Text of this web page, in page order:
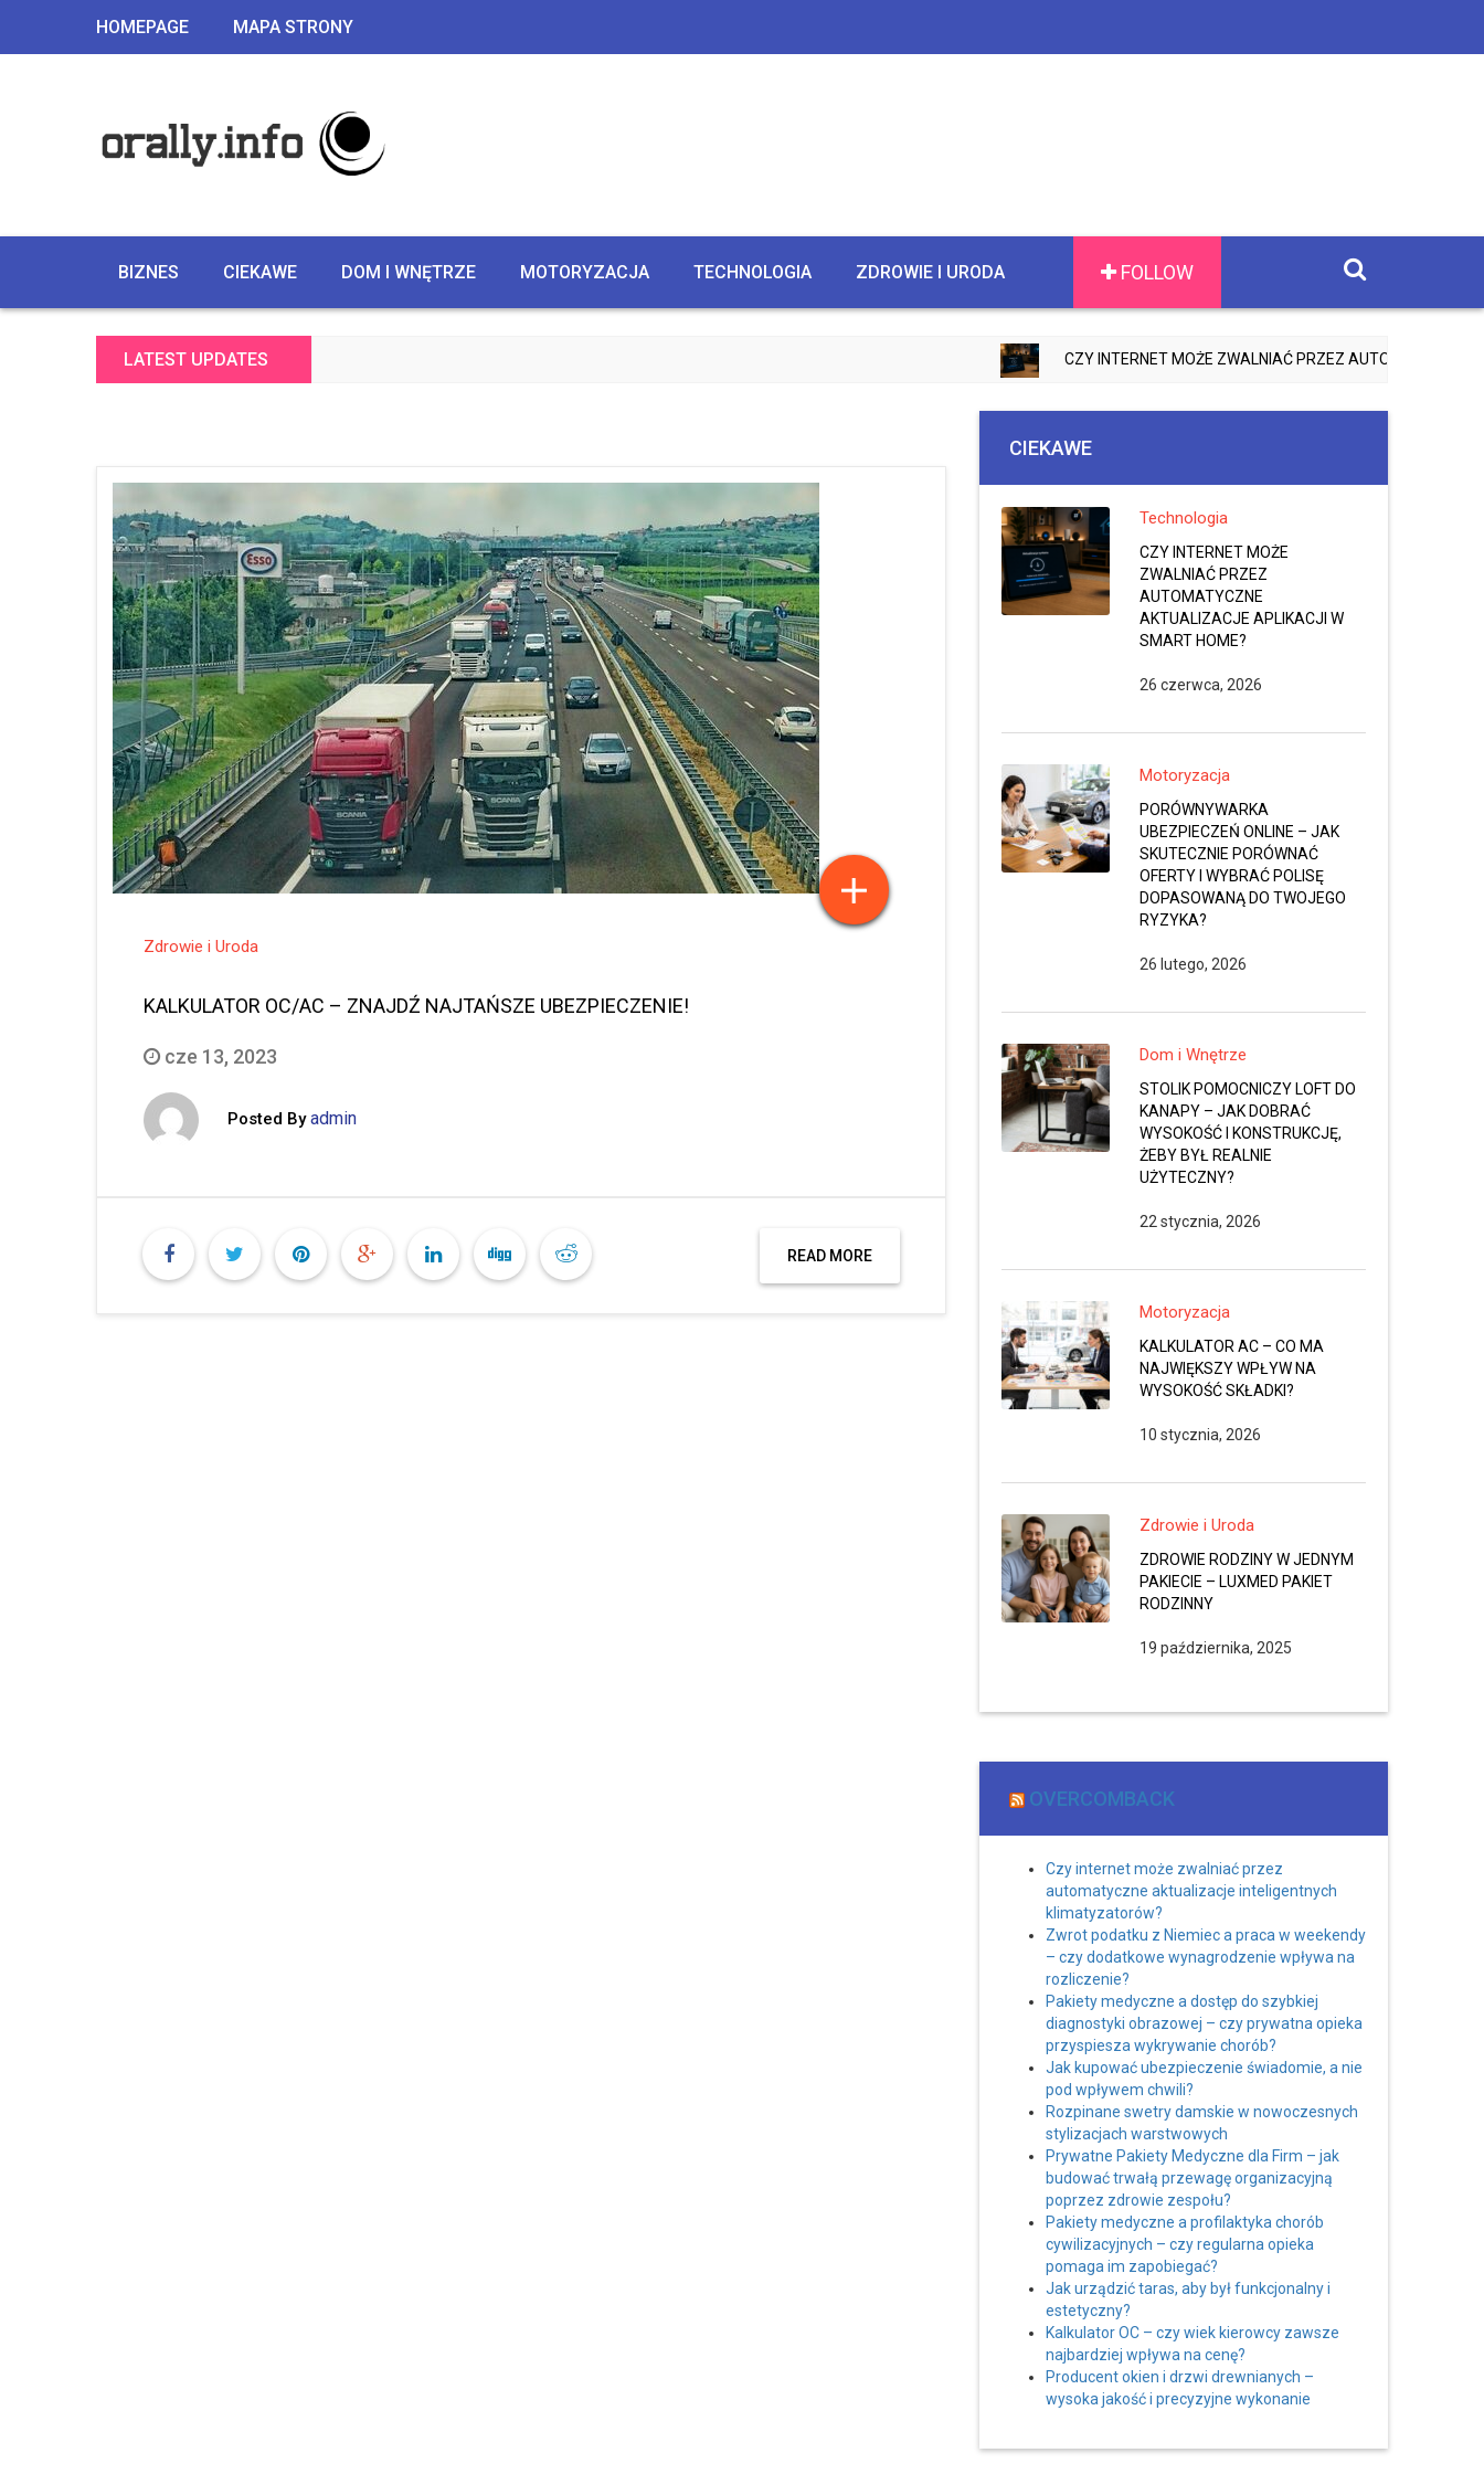
HOMEPAGE MAPA STRONY
FOLLOW
BIZNES CIEKAWE DOM I WNĘTRZE MOTORYZACJA TECHNOLOGIA ZDROWIE I URODA
LATEST UPDATES CZY INTERNET MOŻE ZWALNIAĆ PRZEZ AUTOMATYCZNE
Zdrowie i Uroda
KALKULATOR OC/AC – ZNAJDŹ NAJTAŃSZE UBEZPIECZENIE!
cze 13, 2023
Posted By admin
READ MORE
CIEKAWE
Technologia
CZY INTERNET MOŻE
ZWALNIAĆ PRZEZ
AUTOMATYCZNE
AKTUALIZACJE APLIKACJI W
SMART HOME?
26 czerwca, 2026
Motoryzacja
PORÓWNYWARKA
UBEZPIECZEŃ ONLINE – JAK
SKUTECZNIE PORÓWNAĆ
OFERTY I WYBRAĆ POLISĘ
DOPASOWANĄ DO TWOJEGO
RYZYKA?
26 lutego, 2026
Dom i Wnętrze
STOLIK POMOCNICZY LOFT DO
KANAPY – JAK DOBRAĆ
WYSOKOŚĆ I KONSTRUKCJĘ,
ŻEBY BYŁ REALNIE
UŻYTECZNY?
22 stycznia, 2026
Motoryzacja
KALKULATOR AC – CO MA
NAJWIĘKSZY WPŁYW NA
WYSOKOŚĆ SKŁADKI?
10 stycznia, 2026
Zdrowie i Uroda
ZDROWIE RODZINY W JEDNYM
PAKIECIE – LUXMED PAKIET
RODZINNY
19 października, 2025
OVERCOMBACK
Czy internet może zwalniać przez
automatyczne aktualizacje inteligentnych
klimatyzatorów?
Zwrot podatku z Niemiec a praca w weekendy
– czy dodatkowe wynagrodzenie wpływa na
rozliczenie?
Pakiety medyczne a dostęp do szybkiej
diagnostyki obrazowej – czy prywatna opieka
przyspiesza wykrywanie chorób?
Jak kupować ubezpieczenie świadomie, a nie
pod wpływem chwili?
Rozpinane swetry damskie w nowoczesnych
stylizacjach warstwowych
Prywatne Pakiety Medyczne dla Firm – jak
budować trwałą przewagę organizacyjną
poprzez zdrowie zespołu?
Pakiety medyczne a profilaktyka chorób
cywilizacyjnych – czy regularna opieka
pomaga im zapobiegać?
Jak urządzić taras, aby był funkcjonalny i
estetyczny?
Kalkulator OC – czy wiek kierowcy zawsze
najbardziej wpływa na cenę?
Producent okien i drzwi drewnianych –
wysoka jakość i precyzyjne wykonanie